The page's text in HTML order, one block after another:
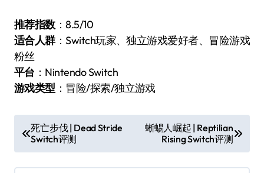
推荐指数：8.5/10
适合人群：Switch玩家、独立游戏爱好者、冒险游戏
粉丝
平台 ：Nintendo Switch
游戏类型 ：冒险/探索/独立游戏
章
导
死亡步伐 | Dead Stride
Switch评测
蜥蜴人崛起 | Reptilian
Rising Switch评测